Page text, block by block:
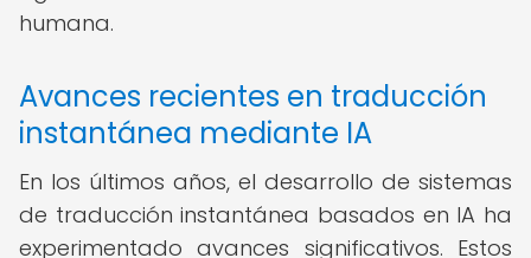
humana.
Avances recientes en traducción
instantánea mediante IA
En los últimos años, el desarrollo de sistemas
de traducción instantánea basados en IA ha
experimentado avances significativos. Estos